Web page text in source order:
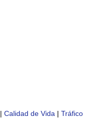
| Calidad de Vida | Tráfico